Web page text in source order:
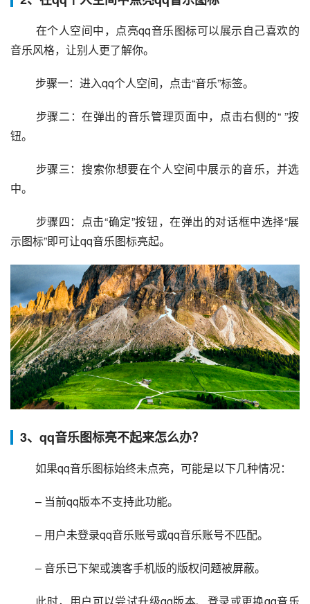
音乐风格，让别人更了解你。
步骤一：进入qq个人空间，点击“音乐”标签。
钮。
中。
示图标”即可让qq音乐图标亮起。
3、qq音乐图标亮不起来怎么办？
如果qq音乐图标始终未点亮，可能是以下几种情况：
– 当前qq版本不支持此功能。
– 用户未登录qq音乐账号或qq音乐账号不匹配。
– 音乐已下架或澳客手机版的版权问题被屏蔽。